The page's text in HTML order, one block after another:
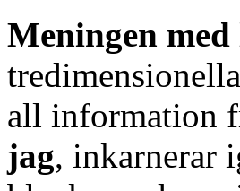
Meningen
all information
jag, inkarnerar